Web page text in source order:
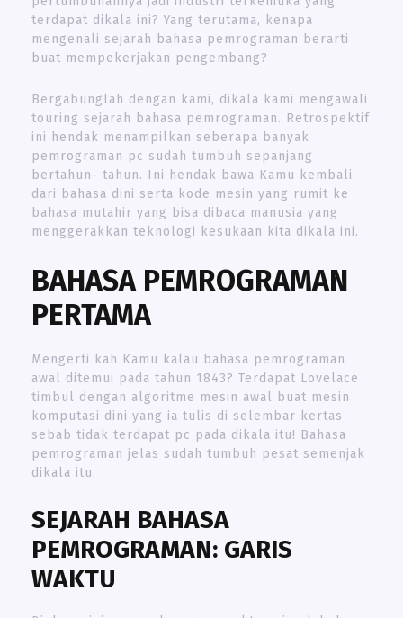
terdapat dikala ini? Yang terutama, kenapa
mengenali sejarah bahasa pemrograman berarti
buat mempekerjakan pengembang?
Bergabunglah dengan kami, dikala kami mengawali
touring sejarah bahasa pemrograman. Retrospektif
ini hendak menampilkan seberapa banyak
pemrograman pc sudah tumbuh sepanjang
bertahun- tahun. Ini hendak bawa Kamu kembali
dari bahasa dini serta kode mesin yang rumit ke
bahasa mutahir yang bisa dibaca manusia yang
menggerakkan teknologi kesukaan kita dikala ini.
BAHASA PEMROGRAMAN
PERTAMA
Mengerti kah Kamu kalau bahasa pemrograman
awal ditemui pada tahun 1843? Terdapat Lovelace
timbul dengan algoritme mesin awal buat mesin
komputasi dini yang ia tulis di selembar kertas
sebab tidak terdapat pc pada dikala itu! Bahasa
pemrograman jelas sudah tumbuh pesat semenjak
dikala itu.
SEJARAH BAHASA
PEMROGRAMAN: GARIS
WAKTU